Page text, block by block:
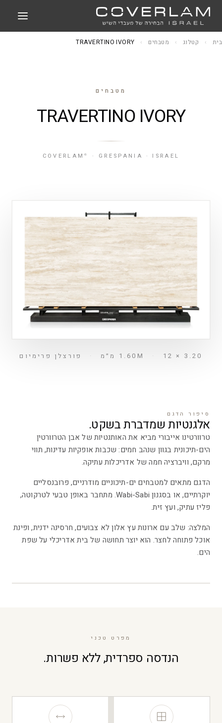
בית › קטלוג › מטבחים ›
TRAVERTINO IVORY
מטבחים
TRAVERTINO IVORY
COVERLAM® · GRESPANIA · ISRAEL
3.20 × 1.60M
· 12 מ״מ · פורצלן פרימיום
סיפור הדגם
אלגנטיות שמדברת בשקט.
טרוורטינו אייבורי מביא את האותנטיות של אבן הטרוורטין
הים-תיכונית בגוון שנהב חמים: שכבות אופקיות עדינות, תווי
מרקם, וויברציה חמה של אדריכלות עתיקה.
הדגם מתאים למטבחים ים-תיכוניים מודרניים, פרובנסליים
יוקרתיים, או בסגנון Wabi-Sabi. מתחבר באופן טבעי לטרקוטה,
פליז עתיק, ועץ זית.
המלצה: שלב עם ארונות עץ אלון לא צבועים, חרסינה ידנית, ופינת
אוכל פתוחה לחצר. הוא יוצר תחושה של בית אדריכלי על שפת
הים.
מפרט טכני
הנדסה ספרדית, ללא פשרות.